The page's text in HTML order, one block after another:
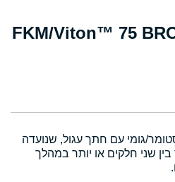
182.00×3.00 FKM/Viton™ 75
גומי עם חתך עגול, שנועדה
שני חלקים או יותר במהלך